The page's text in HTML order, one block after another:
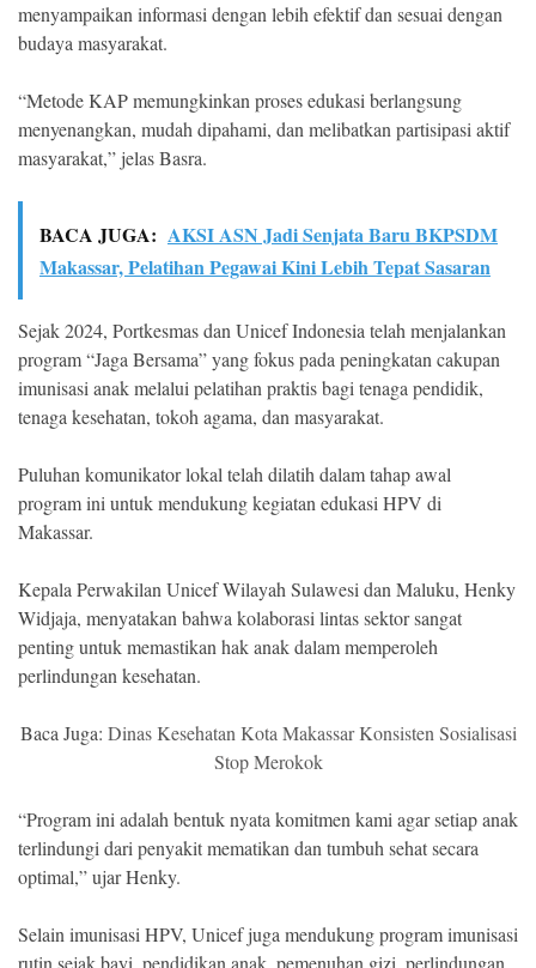
menyampaikan informasi dengan lebih efektif dan sesuai dengan
budaya masyarakat.
“Metode KAP memungkinkan proses edukasi berlangsung
menyenangkan, mudah dipahami, dan melibatkan partisipasi aktif
masyarakat,” jelas Basra.
BACA JUGA: AKSI ASN Jadi Senjata Baru BKPSDM
Makassar, Pelatihan Pegawai Kini Lebih Tepat Sasaran
Sejak 2024, Portkesmas dan Unicef Indonesia telah menjalankan
program “Jaga Bersama” yang fokus pada peningkatan cakupan
imunisasi anak melalui pelatihan praktis bagi tenaga pendidik,
tenaga kesehatan, tokoh agama, dan masyarakat.
Puluhan komunikator lokal telah dilatih dalam tahap awal
program ini untuk mendukung kegiatan edukasi HPV di
Makassar.
Kepala Perwakilan Unicef Wilayah Sulawesi dan Maluku, Henky
Widjaja, menyatakan bahwa kolaborasi lintas sektor sangat
penting untuk memastikan hak anak dalam memperoleh
perlindungan kesehatan.
Baca Juga: Dinas Kesehatan Kota Makassar Konsisten Sosialisasi
Stop Merokok
“Program ini adalah bentuk nyata komitmen kami agar setiap anak
terlindungi dari penyakit mematikan dan tumbuh sehat secara
optimal,” ujar Henky.
Selain imunisasi HPV, Unicef juga mendukung program imunisasi